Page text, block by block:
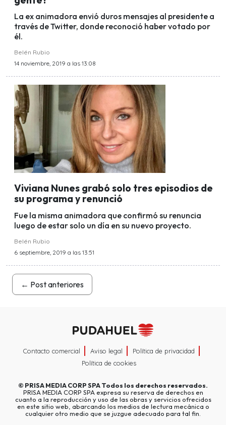
La ex animadora envió duros mensajes al presidente a
través de Twitter, donde reconoció haber votado por
él.
Belén Rubio
14 noviembre, 2019 a las 13:08
Viviana Nunes grabó solo tres episodios de
su programa y renunció
Fue la misma animadora que confirmó su renuncia
luego de estar solo un día en su nuevo proyecto.
Belén Rubio
6 septiembre, 2019 a las 13:51
← Post anteriores
Contacto comercial Aviso legal
Política de privacidad
Política de cookies
© PRISA MEDIA CORP SPATodos los derechos reservados.
PRISA MEDIA CORP SPA expresa su reserva de derechos en
cuanto a la reproducción y uso de las obras y servicios ofrecidos
en este sitio web, abarcando los medios de lectura mecánica o
cualquier otro medio que se juzgue adecuado para tal fin.